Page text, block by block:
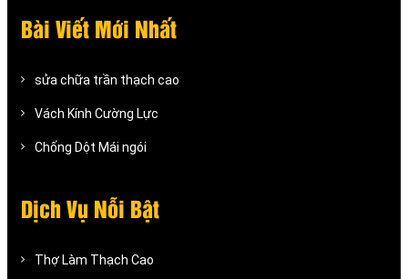
Bài Viết Mới Nhất
sửa chữa trần thạch cao
Vách Kính Cường Lực
Chống Dột Mái ngói
Dịch Vụ Nỗi Bật
Thợ Làm Thạch Cao